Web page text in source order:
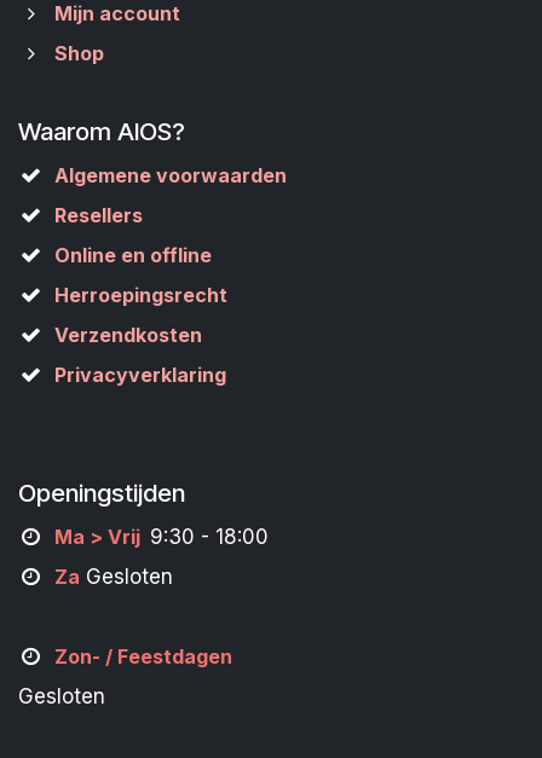
Mijn account
Shop
Waarom AIOS?
Algemene voorwaarden
Resellers
Online en offline
Herroepingsrecht
Verzendkosten
Privacyverklaring
Openingstijden
Ma > Vrij 9:30 - 18:00
Za Gesloten
Zon- / Feestdagen
Gesloten